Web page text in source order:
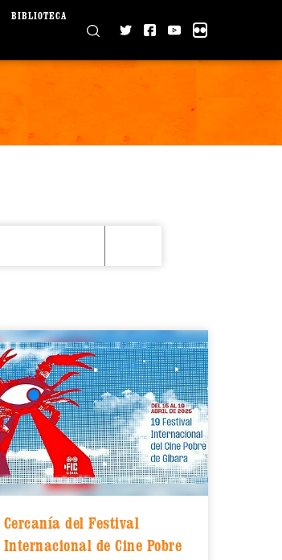
BIBLIOTECA
Cercanía del Festival
Internacional de Cine Pobre